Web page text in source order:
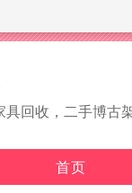
回收，二手博古
首页